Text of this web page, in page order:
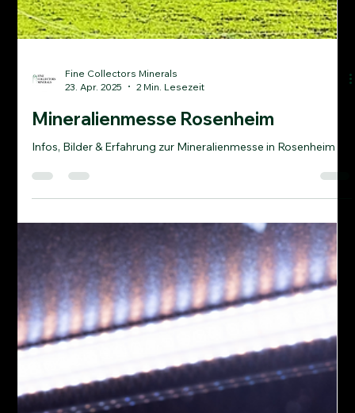
Fine Collectors Minerals
Mineralienmesse Rosenheim
Infos, Bilder & Erfahrung zur Mineralienmesse in Rosenheim